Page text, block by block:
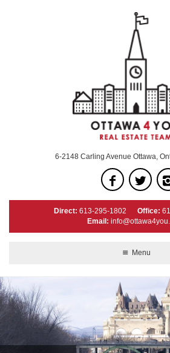
6-2148 Carling Avenue Ottawa,
Direct: 613-295-1802 Office:
Email:
Menu